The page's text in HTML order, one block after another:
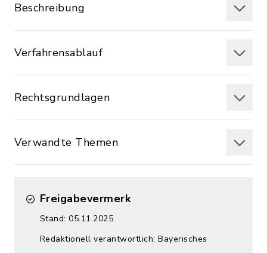
Beschreibung
Verfahrensablauf
Rechtsgrundlagen
Verwandte Themen
Freigabevermerk
Stand: 05.11.2025
Redaktionell verantwortlich: Bayerisches